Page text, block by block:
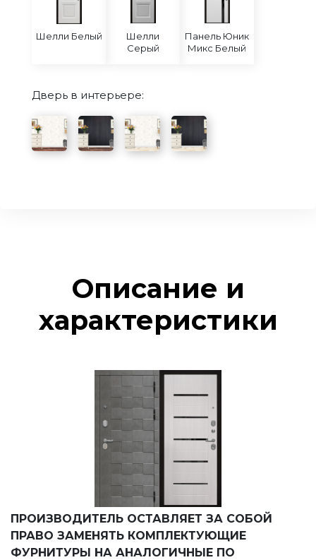
Шелли Белый
Шелли
Серый
Панель Юник
Микс Белый
Дверь в интерьере:
Описание и
характеристики
ПРОИЗВОДИТЕЛЬ ОСТАВЛЯЕТ ЗА СОБОЙ
ПРАВО ЗАМЕНЯТЬ КОМПЛЕКТУЮЩИЕ
ФУРНИТУРЫ НА АНАЛОГИЧНЫЕ ПО